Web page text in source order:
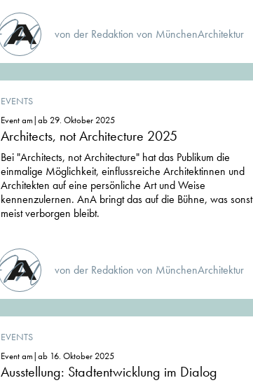
von der Redaktion von MünchenArchitektur
EVENTS
Event am|ab 29. Oktober 2025
Architects, not Architecture 2025
Bei "Architects, not Architecture" hat das Publikum die
einmalige Möglichkeit, einflussreiche Architektinnen und
Architekten auf eine persönliche Art und Weise
kennenzulernen. AnA bringt das auf die Bühne, was sonst
meist verborgen bleibt.
von der Redaktion von MünchenArchitektur
EVENTS
Event am|ab 16. Oktober 2025
Ausstellung: Stadtentwicklung im Dialog